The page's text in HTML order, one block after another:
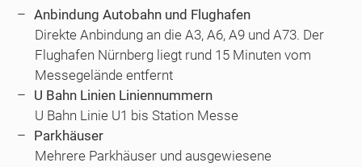
Anbindung Autobahn und Flughafen
Direkte Anbindung an die A3, A6, A9 und A73. Der
Flughafen Nürnberg liegt rund 15 Minuten vom
Messegelände entfernt
U Bahn Linien Liniennummern
U Bahn Linie U1 bis Station Messe
Parkhäuser
Mehrere Parkhäuser und ausgewiesene